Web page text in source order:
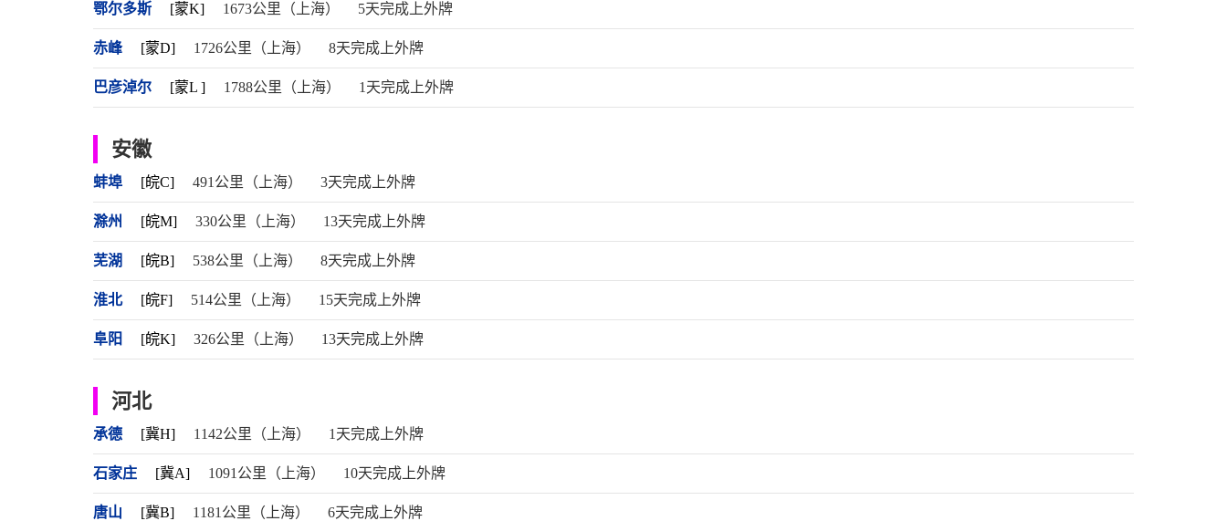
鄂尔多斯 [蒙K] 1673公里（上海） 5天完成上外牌
赤峰 [蒙D] 1726公里（上海） 8天完成上外牌
巴彦淖尔 [蒙L ] 1788公里（上海） 1天完成上外牌
安徽
蚌埠 [皖C] 491公里（上海） 3天完成上外牌
滁州 [皖M] 330公里（上海） 13天完成上外牌
芜湖 [皖B] 538公里（上海） 8天完成上外牌
淮北 [皖F] 514公里（上海） 15天完成上外牌
阜阳 [皖K] 326公里（上海） 13天完成上外牌
河北
承德 [冀H] 1142公里（上海） 1天完成上外牌
石家庄 [冀A] 1091公里（上海） 10天完成上外牌
唐山 [冀B] 1181公里（上海） 6天完成上外牌